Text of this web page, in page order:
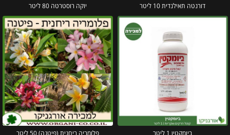
דורנטה תאילנדית 10 ליטר יוקה רוסטרטה 80 ליטר